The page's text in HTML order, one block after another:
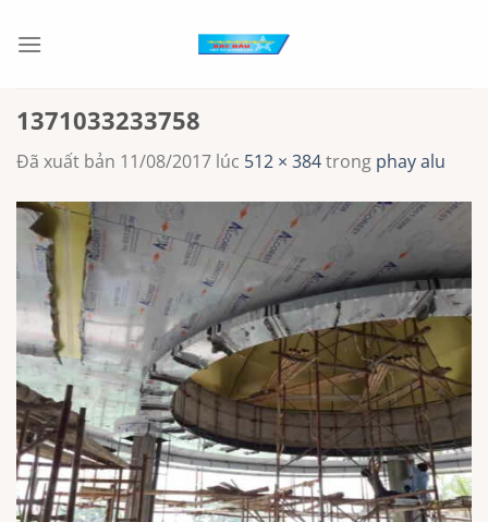
đến
1371033233758
Đã xuất bản 11/08/2017 lúc 512 × 384trong phay alu